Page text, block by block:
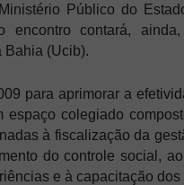
Público do
encontro contará,
Bahia (Ucib).
para aprimorar a
colegiado
à fiscalização da
do controle social,
e à capacitação dos